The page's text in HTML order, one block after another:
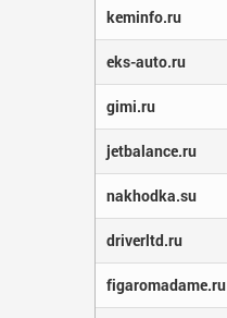
keminfo.ru
eks-auto.ru
gimi.ru
jetbalance.ru
nakhodka.su
driverltd.ru
figaromadame.ru